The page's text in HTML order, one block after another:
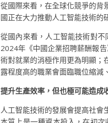
從國際來看，在全球化競爭的背
國正在大力推動人工智能技術的
從國內來看，人工智能技術對
2024年《中國企業招聘薪酬報
術對就業的消極作用更為明顯；
露程度高的職業會面臨職位縮減
提升生產效率，但也極可能造成
人工智能技術的發展會提高社